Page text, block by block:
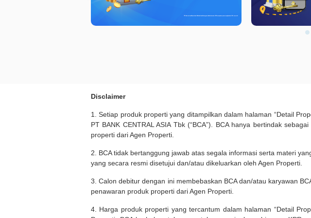
Disclaimer
1. Setiap produk properti yang ditampilkan dalam halaman “Detail
PT BANK CENTRAL ASIA Tbk (“BCA”). BCA hanya bertindak
properti dari Agen Properti.
2. BCA tidak bertanggung jawab atas segala informasi serta materi
yang secara resmi disetujui dan/atau dikeluarkan oleh Agen Properti.
3. Calon debitur dengan ini membebaskan BCA dan/atau karyawan
penawaran produk properti dari Agen Properti.
4. Harga produk properti yang tercantum dalam halaman “Detail